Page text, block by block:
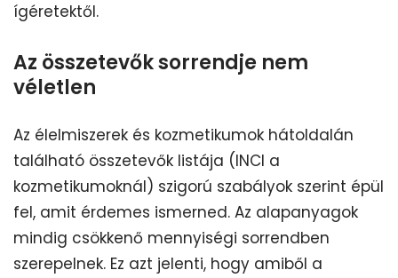
ígéretektől.
Az összetevők sorrendje nem
véletlen
Az élelmiszerek és kozmetikumok hátoldalán
található összetevők listája (INCI a
kozmetikumoknál) szigorú szabályok szerint épül
fel, amit érdemes ismerned. Az alapanyagok
mindig csökkenő mennyiségi sorrendben
szerepelnek. Ez azt jelenti, hogy amiből a